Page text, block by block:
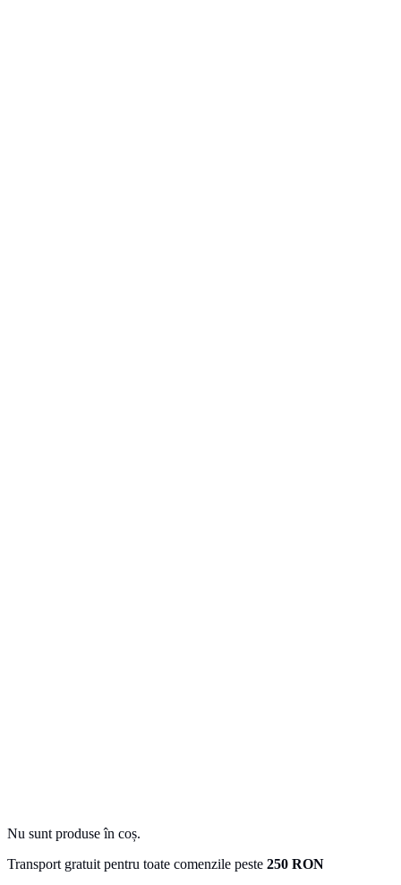
Nu sunt produse în coș.
Transport gratuit pentru toate comenzile peste 250 RON